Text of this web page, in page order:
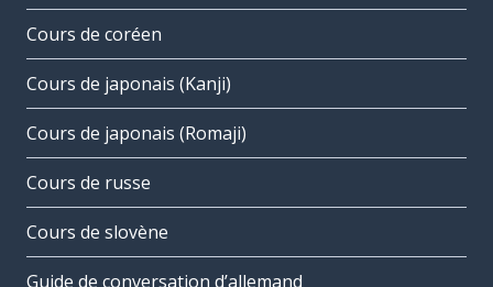
Cours de coréen
Cours de japonais (Kanji)
Cours de japonais (Romaji)
Cours de russe
Cours de slovène
Guide de conversation d’allemand